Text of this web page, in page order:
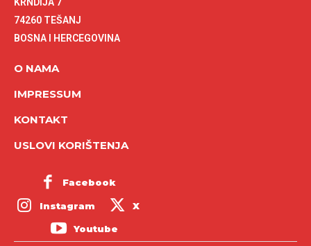
74260 TEŠANJ
BOSNA I HERCEGOVINA
O NAMA
IMPRESSUM
KONTAKT
USLOVI KORIŠTENJA
Facebook
Instagram X
Youtube